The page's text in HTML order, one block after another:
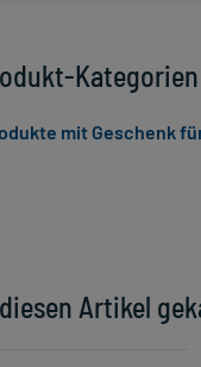
Artikel
mit Geschenk